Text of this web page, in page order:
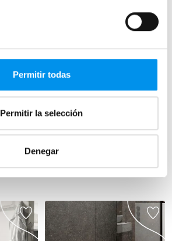
Permitir todas
Permitir la selección
Denegar
Plato de ducha Bruntec
210,91€
Ver opciones›